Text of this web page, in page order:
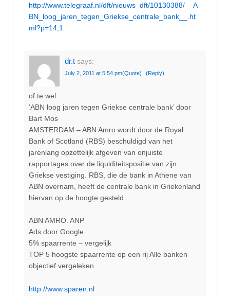
http://www.telegraaf.nl/dft/nieuws_dft/10130388/__A
BN_loog_jaren_tegen_Griekse_centrale_bank__.ht
ml?p=14,1
dr.t says:
July 2, 2011 at 5:54 pm(Quote) (Reply)
of te wel
’ABN loog jaren tegen Griekse centrale bank’ door
Bart Mos
AMSTERDAM – ABN Amro wordt door de Royal
Bank of Scotland (RBS) beschuldigd van het
jarenlang opzettelijk afgeven van onjuiste
rapportages over de liquiditeitspositie van zijn
Griekse vestiging. RBS, die de bank in Athene van
ABN overnam, heeft de centrale bank in Griekenland
hiervan op de hoogte gesteld.
ABN AMRO. ANP
Ads door Google
5% spaarrente – vergelijk
TOP 5 hoogste spaarrente op een rij Alle banken
objectief vergeleken
http://www.sparen.nl